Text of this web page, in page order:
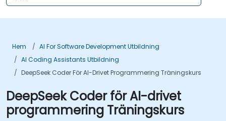
Hem
AI For Software Development Utbildning
AI Coding Assistants Utbildning
DeepSeek Coder För AI-Drivet Programmering Träningskurs
DeepSeek Coder för AI-drivet
programmering Träningskurs